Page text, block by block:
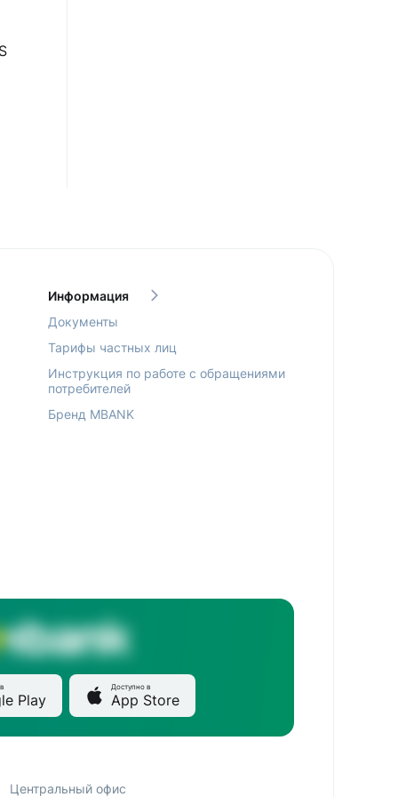
Информация
Документы
Тарифы частных лиц
Инструкция по работе с обращениями
потребителей
Бренд MBANK
Play
Доступно в
App Store
Центральный офис